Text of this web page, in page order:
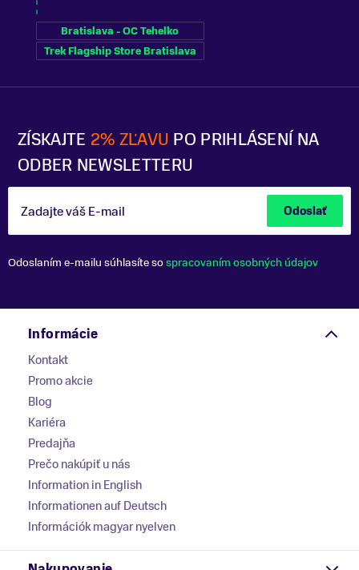
ZÍSKAJTE 2% ZĽAVU PO PRIHLÁSENÍ NA
ODBER NEWSLETTERU
Zadajte váš E-mail Odoslať
Odoslaním e-mailu súhlasíte sospracovaním osobných údajov
Bratislava - OC Tehelko
Trek Flagship Store Bratislava
Informácie
Kontakt
Promo akcie
Blog
Kariéra
Predajňa
Prečo nakúpiť u nás
Information in English
Informationen auf Deutsch
Információk magyar nyelven